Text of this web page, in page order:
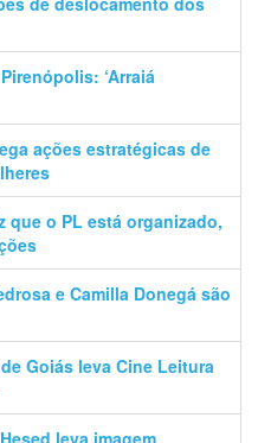
‘Arraiá
ações estratégicas de
que o PL está organizado,
e Camilla Donegá são
Goiás leva Cine Leitura
leva imagem